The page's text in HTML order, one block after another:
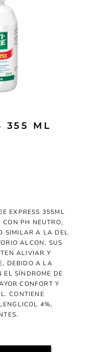
355 ML
EXPRESS 355ML
CON PH NEUTRO,
SIMILAR A LA DEL
ALCON, SUS
ALIVIAR Y
DEBIDO A LA
EL SÍNDROME DE
CONFORT Y
CONTIENE
4%,